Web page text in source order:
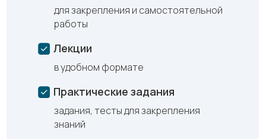
Лекции
Практические задания
для закрепления и самостоятельной
работы
в удобном формате
задания, тесты для закрепления
знаний